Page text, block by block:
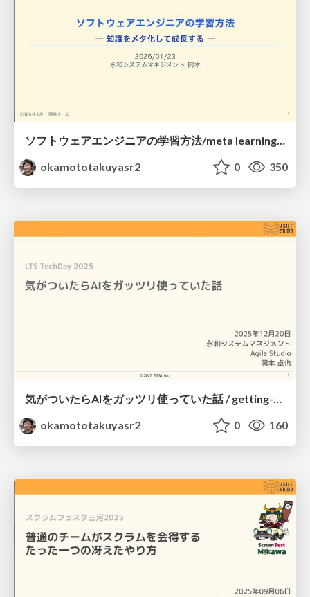
ソフトウェアエンジニアの学習方法/meta learning for engineers
okamototakuyasr2
0 350
気がついたらAIをガッツリ使っていた話 / getting-close-to-generate-ai
okamototakuyasr2
0 160